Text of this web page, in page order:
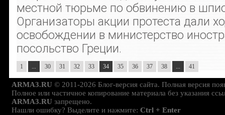
местной тюрьме по обвинению в
Организаторы акции протеста дали
освобождении в министерство
посольство Греции.
1 ... 30 31 32 33 34 35 36 37 38 ... 41
ARMA3.RU© 2011-2026 Блог-версия сайта. Полная версия
Полное или частичное копирование материала без указания
ARMA3.RUзапрещено.
Нашли ошибку? Выделите и нажмите: Ctrl + Enter